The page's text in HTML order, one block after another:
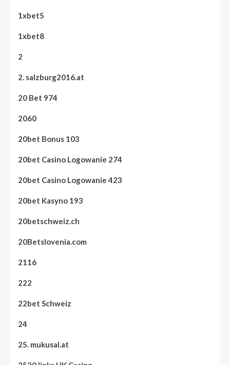
1xbet5
1xbet8
2
2. salzburg2016.at
20 Bet 974
2060
20bet Bonus 103
20bet Casino Logowanie 274
20bet Casino Logowanie 423
20bet Kasyno 193
20betschweiz.ch
20Betslovenia.com
2116
222
22bet Schweiz
24
25. mukusal.at